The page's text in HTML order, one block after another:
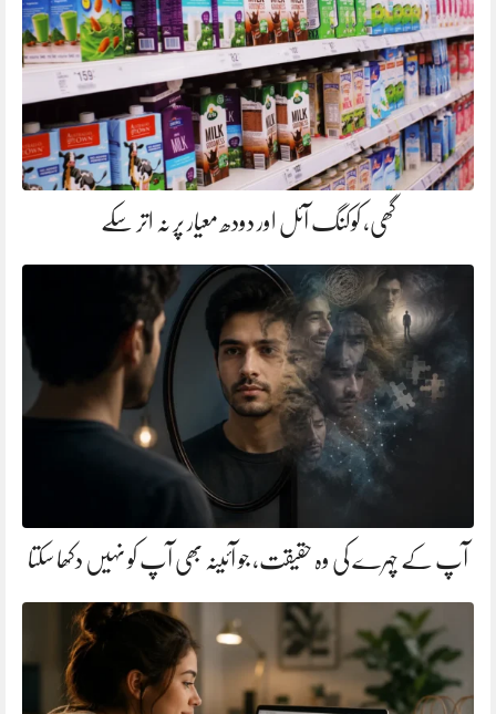
گھی، کوکنگ آئل اور دودھ معیار پر نہ اتر سکے
آپ کے چہرے کی وہ حقیقت، جو آئینہ بھی آپ کو نہیں دکھا سکتا